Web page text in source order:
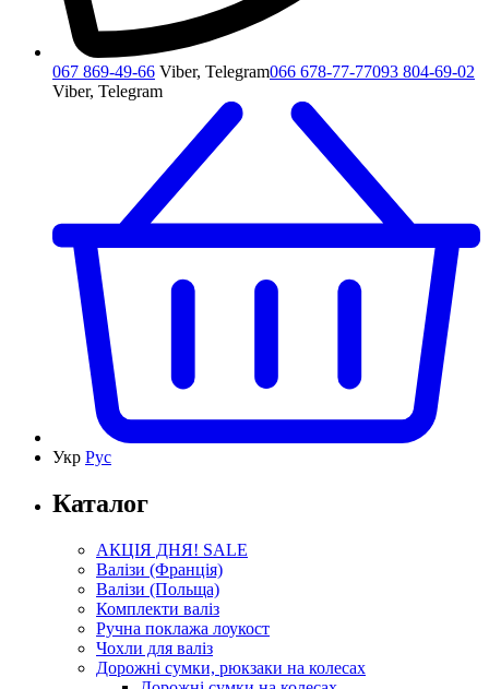
067 869-49-66 Viber, Telegram066 678-77-77093 804-69-02
Viber, Telegram
Укр Рус
Каталог
АКЦІЯ ДНЯ! SALE
Валізи (Франція)
Валізи (Польща)
Комплекти валіз
Ручна поклажа лоукост
Чохли для валіз
Дорожні сумки, рюкзаки на колесах